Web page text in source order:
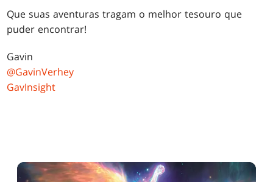
Que suas aventuras tragam o melhor tesouro que
puder encontrar!
Gavin
@GavinVerhey
GavInsight